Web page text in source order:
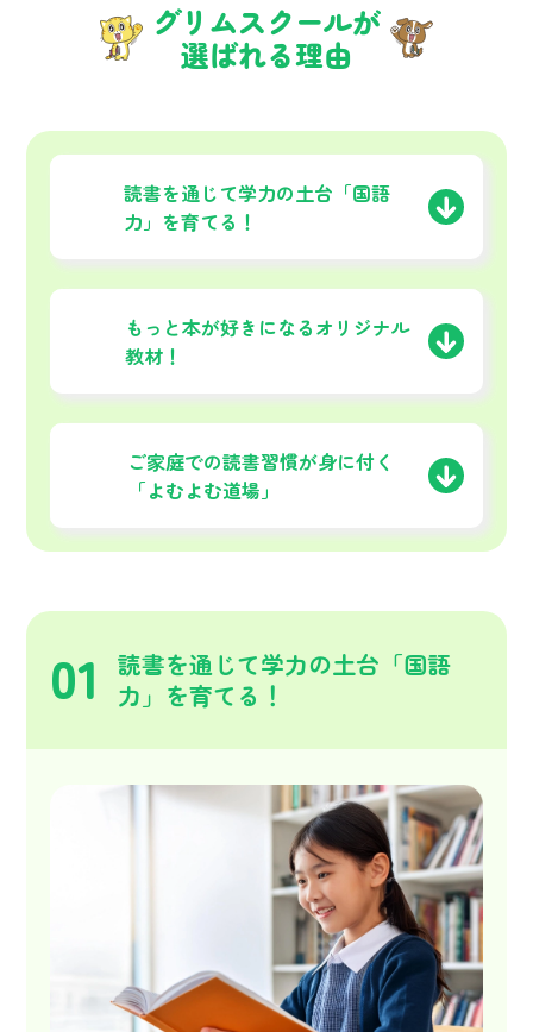
グリムスクールが
選ばれる理由
読書を通じて学力の土台 「国語
力」を育てる！
もっと本が好きになるオリジナル
教材！
ご家庭での読書習慣が身に付く
「よむよむ道場」
01
読書を通じて学力の土台「国語
力」を育てる！